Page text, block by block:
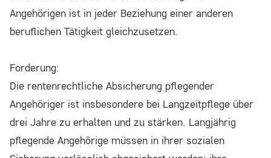
Angehörigen ist in jeder Beziehung einer anderen
beruflichen Tätigkeit gleichzusetzen.
Forderung:
Die rentenrechtliche Absicherung pflegender
Angehöriger ist insbesondere bei Langzeitpflege über
drei Jahre zu erhalten und zu stärken. Langjährig
pflegende Angehörige müssen in ihrer sozialen